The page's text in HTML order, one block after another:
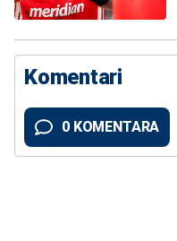
Komentari
0 KOMENTARA